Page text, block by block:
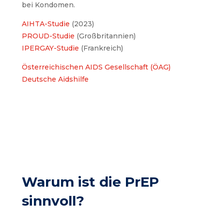
bei Kondomen.
AIHTA-Studie (2023)
PROUD-Studie (Großbritannien)
IPERGAY-Studie (Frankreich)
Österreichischen AIDS Gesellschaft (ÖAG)
Deutsche Aidshilfe
Warum ist die PrEP
sinnvoll?